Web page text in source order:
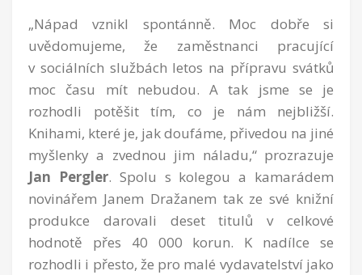
„Nápad vznikl spontánně. Moc dobře si
uvědomujeme, že zaměstnanci pracující
v sociálních službách letos na přípravu svátků
moc času mít nebudou. A tak jsme se je
rozhodli potěšit tím, co je nám nejbližší.
Knihami, které je, jak doufáme, přivedou na jiné
myšlenky a zvednou jim náladu,“ prozrazuje
Jan Pergler. Spolu s kolegou a kamarádem
novinářem Janem Dražanem tak ze své knižní
produkce darovali deset titulů v celkové
hodnotě přes 40 000 korun. K nadílce se
rozhodli i přesto, že pro malé vydavatelství jako